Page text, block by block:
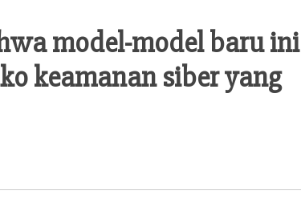
model-model baru ini
keamanan siber yang